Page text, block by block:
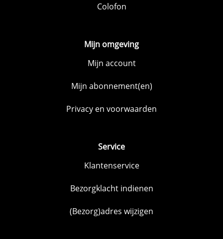
Colofon
Mijn omgeving
Mijn account
Mijn abonnement(en)
Privacy en voorwaarden
Service
Klantenservice
Bezorgklacht indienen
(Bezorg)adres wijzigen